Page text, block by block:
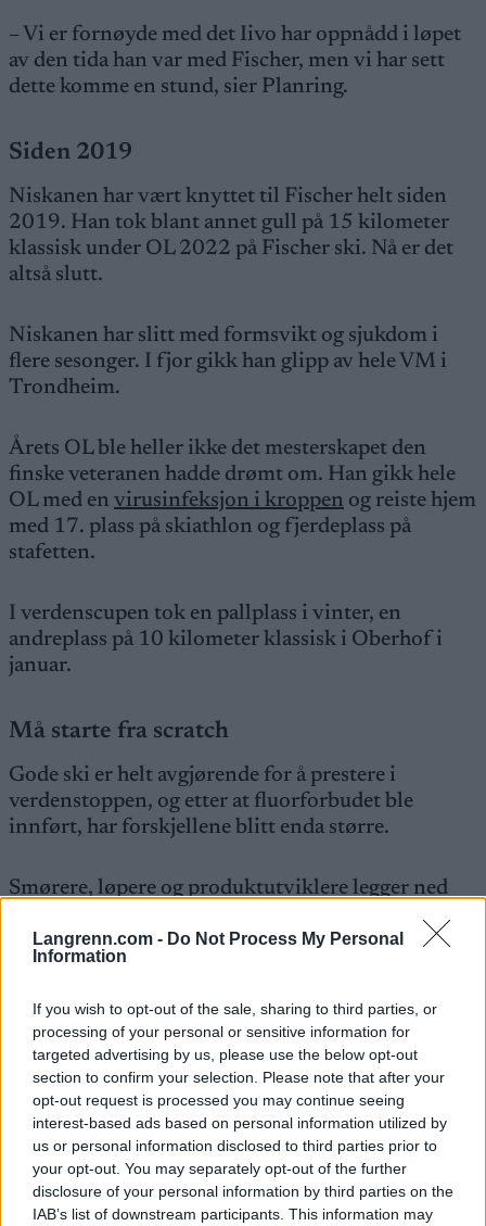
Langrenn.com - Do Not Process My Personal
Information
If you wish to opt-out of the sale, sharing to third parties, or
processing of your personal or sensitive information for
targeted advertising by us, please use the below opt-out
section to confirm your selection. Please note that after your
opt-out request is processed you may continue seeing
interest-based ads based on personal information utilized by
us or personal information disclosed to third parties prior to
your opt-out. You may separately opt-out of the further
disclosure of your personal information by third parties on the
IAB’s list of downstream participants. This information may
– Vi er fornøyde med det Iivo har oppnådd i løpet
av den tida han var med Fischer, men vi har sett
dette komme en stund, sier Planring.
Siden 2019
Niskanen har vært knyttet til Fischer helt siden
2019. Han tok blant annet gull på 15 kilometer
klassisk under OL 2022 på Fischer ski. Nå er det
altså slutt.
Niskanen har slitt med formsvikt og sjukdom i
flere sesonger. I fjor gikk han glipp av hele VM i
Trondheim.
Årets OL ble heller ikke det mesterskapet den
finske veteranen hadde drømt om. Han gikk hele
OL med en virusinfeksjon i kroppen og reiste hjem
med 17. plass på skiathlon og fjerdeplass på
stafetten.
I verdenscupen tok en pallplass i vinter, en
andreplass på 10 kilometer klassisk i Oberhof i
januar.
Må starte fra scratch
Gode ski er helt avgjørende for å prestere i
verdenstoppen, og etter at fluorforbudet ble
innført, har forskjellene blitt enda større.
Smørere, løpere og produktutviklere legger ned
utallige timer på testing og kartlegging for å finne
fram til de beste konkurranseparene. Ofte har
løperne også ett eller flere «gullpar» med ski som
Nå må Niskanen starte den jobben på nytt, og
bygge opp en ny skipark helt fra grunnen.
Se også:Skifter skimerke – må teste 40-50 par
ski